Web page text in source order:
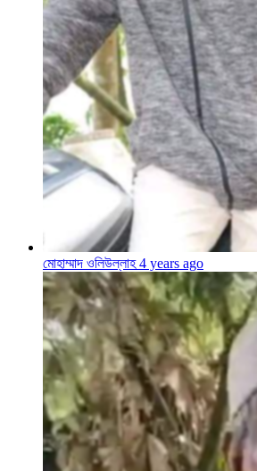
মোহাম্মাদ ওলিউল্লাহ 4 years ago